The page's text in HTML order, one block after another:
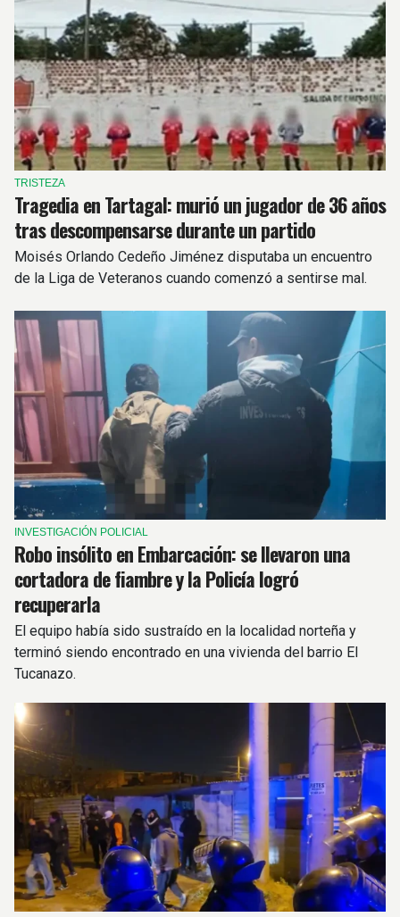
TRISTEZA
Tragedia en Tartagal: murió un jugador de 36 años
tras descompensarse durante un partido
Moisés Orlando Cedeño Jiménez disputaba un encuentro
de la Liga de Veteranos cuando comenzó a sentirse mal.
INVESTIGACIÓN POLICIAL
Robo insólito en Embarcación: se llevaron una
cortadora de fiambre y la Policía logró
recuperarla
El equipo había sido sustraído en la localidad norteña y
terminó siendo encontrado en una vivienda del barrio El
Tucanazo.